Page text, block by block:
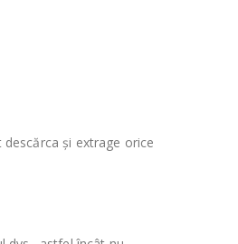
și extrage orice